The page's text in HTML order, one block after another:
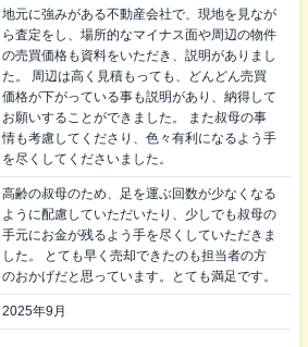
地元に強みがある不動産会社で、現地を見なが
ら査定をし、場所的なマイナス面や周辺の物件
の売買価格も資料をいただき、説明がありまし
た。 周辺は高く見積もっても、どんどん売買
価格が下がっている事も説明があり、納得して
お願いすることができました。 また叔母の事
情も考慮してくださり、色々有利になるよう手
を尽くしてくださいました。
高齢の叔母のため、足を運ぶ回数が少なくなる
ように配慮していただいたり、少しでも叔母の
手元にお金が残るよう手を尽くしていただきま
した。 とても早く売却できたのも担当者の方
のおかげだと思っています。とても満足です。
2025年9月